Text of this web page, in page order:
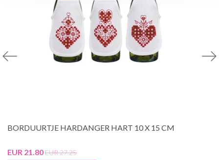
BORDUURTJE HARDANGER HART 10 X 15 CM
EUR 21.80EUR 27.25